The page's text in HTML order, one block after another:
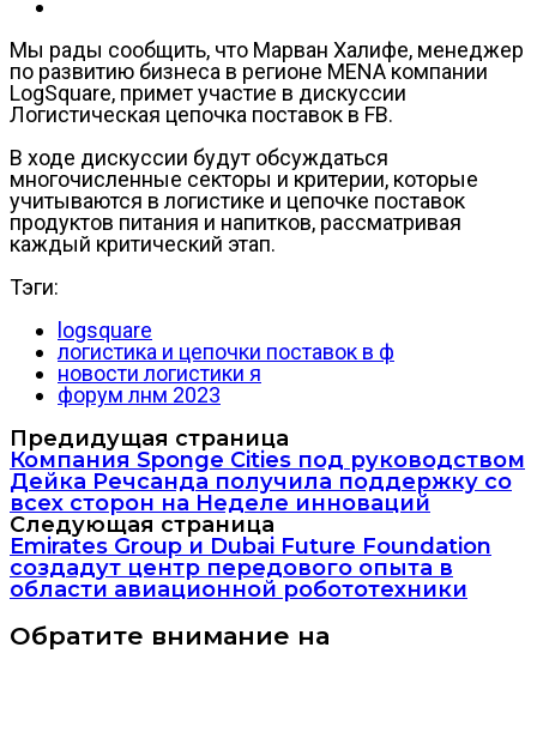
Мы рады сообщить, что Марван Халифе, менеджер
по развитию бизнеса в регионе MENA компании
LogSquare, примет участие в дискуссии
Логистическая цепочка поставок в FB.
В ходе дискуссии будут обсуждаться
многочисленные секторы и критерии, которые
учитываются в логистике и цепочке поставок
продуктов питания и напитков, рассматривая
каждый критический этап.
Тэги:
logsquare
логистика и цепочки поставок в ф
новости логистики я
форум лнм 2023
Предидущая страница
Компания Sponge Cities под руководством
Дейка Речсанда получила поддержку со
всех сторон на Неделе инноваций
Следующая страница
Emirates Group и Dubai Future Foundation
создадут центр передового опыта в
области авиационной робототехники
Обратите внимание на